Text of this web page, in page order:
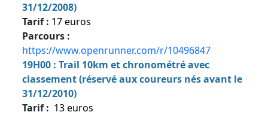
31/12/2008)
Tarif : 17 euros
Parcours :
https://www.openrunner.com/r/10496847
19H00 : Trail 10km et chronométré avec
classement (réservé aux coureurs nés avant le
31/12/2010)
Tarif : 13 euros